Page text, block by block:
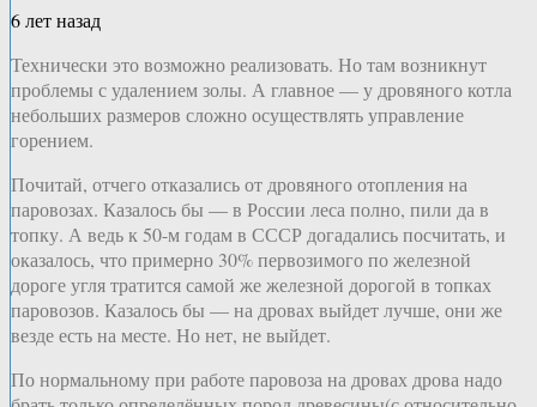
6 лет назад
Технически это возможно реализовать. Но там возникнут
проблемы с удалением золы. А главное — у дровяного котла
небольших размеров сложно осуществлять управление
горением.
Почитай, отчего отказались от дровяного отопления на
паровозах. Казалось бы — в России леса полно, пили да в
топку. А ведь к 50-м годам в СССР догадались посчитать, и
оказалось, что примерно 30% первозимого по железной
дороге угля тратится самой же железной дорогой в топках
паровозов. Казалось бы — на дровах выйдет лучше, они же
везде есть на месте. Но нет, не выйдет.
По нормальному при работе паровоза на дровах дрова надо